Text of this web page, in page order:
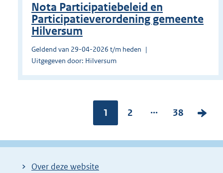
Nota Participatiebeleid en
Participatieverordening gemeente
Hilversum
Geldend van 29-04-2026 t/m heden
Uitgegeven door: Hilversum
Pagina:
1
P
g
2 ...
P
g
38
V
l
Over deze website